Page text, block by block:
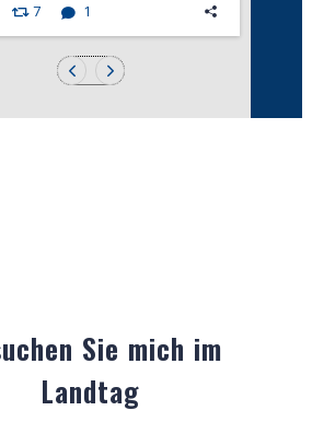
7 1
Sie mich im
Landtag